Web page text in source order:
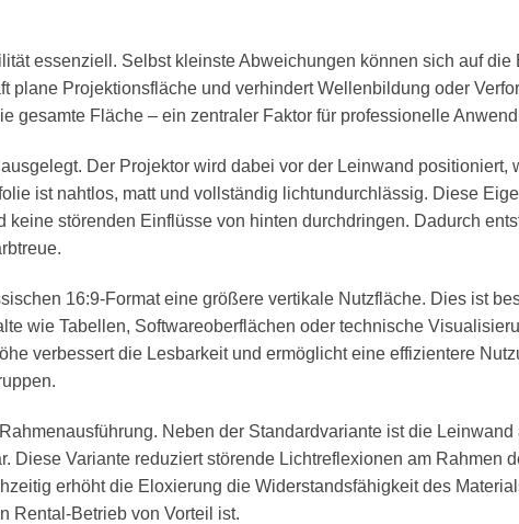
essenziell. Selbst kleinste Abweichungen können sich auf die
plane Projektionsfläche und verhindert Wellenbildung oder
gesamte Fläche – ein zentraler Faktor für professionelle
ausgelegt. Der Projektor wird dabei vor der Leinwand positioniert,
ist nahtlos, matt und vollständig lichtundurchlässig. Diese
störenden Einflüsse von hinten durchdringen. Dadurch
16:9-Format eine größere vertikale Nutzfläche. Dies ist
wie Tabellen, Softwareoberflächen oder technische
verbessert die Lesbarkeit und ermöglicht eine effizientere
Neben der Standardvariante ist die Leinwand
Diese Variante reduziert störende Lichtreflexionen am Rahmen
erhöht die Eloxierung die Widerstandsfähigkeit des
Rental-Betrieb von Vorteil ist.